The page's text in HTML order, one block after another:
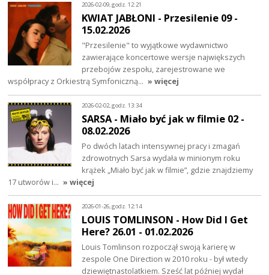
2026-02-09, godz. 12:21
KWIAT JABŁONI - Przesilenie 09 -
15.02.2026
"Przesilenie" to wyjątkowe wydawnictwo
zawierające koncertowe wersje największych
przebojów zespołu, zarejestrowane we
współpracy z Orkiestrą Symfoniczną… » więcej
2026-02-02, godz. 13:34
SARSA - Miało być jak w filmie 02 -
08.02.2026
Po dwóch latach intensywnej pracy i zmagań
zdrowotnych Sarsa wydała w minionym roku
krążek „Miało być jak w filmie”, gdzie znajdziemy
17 utworów i… » więcej
2026-01-26, godz. 12:14
LOUIS TOMLINSON - How Did I Get
Here? 26.01 - 01.02.2026
Louis Tomlinson rozpoczął swoją karierę w
zespole One Direction w 2010 roku - był wtedy
dziewiętnastolatkiem. Sześć lat później wydał